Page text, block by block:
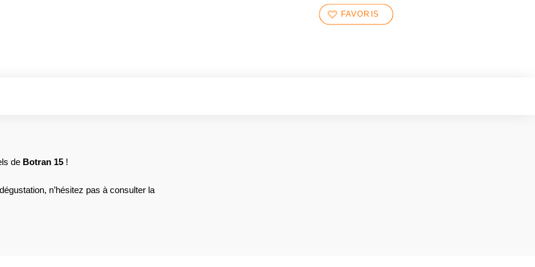
FAVORIS
de Botran 15 !
n’hésitez pas à consulter la